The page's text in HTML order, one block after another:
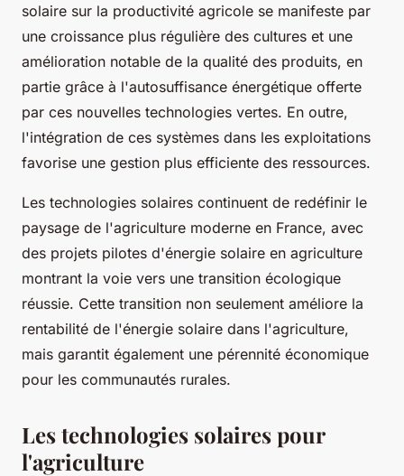
solaire sur la productivité agricole se manifeste par
une croissance plus régulière des cultures et une
amélioration notable de la qualité des produits, en
partie grâce à l'autosuffisance énergétique offerte
par ces nouvelles technologies vertes. En outre,
l'intégration de ces systèmes dans les exploitations
favorise une gestion plus efficiente des ressources.
Les technologies solaires continuent de redéfinir le
paysage de l'agriculture moderne en France, avec
des projets pilotes d'énergie solaire en agriculture
montrant la voie vers une transition écologique
réussie. Cette transition non seulement améliore la
rentabilité de l'énergie solaire dans l'agriculture,
mais garantit également une pérennité économique
pour les communautés rurales.
Les technologies solaires pour
l'agriculture